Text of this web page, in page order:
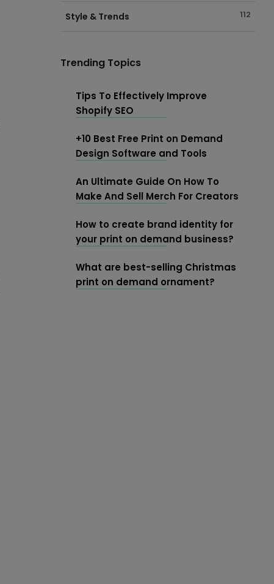
Style & Trends 112
Trending Topics
Tips To Effectively Improve
Shopify SEO
+10 Best Free Print on Demand
Design Software and Tools
An Ultimate Guide On How To
Make And Sell Merch For Creators
How to create brand identity for
your print on demand business?
What are best-selling Christmas
print on demand ornament?